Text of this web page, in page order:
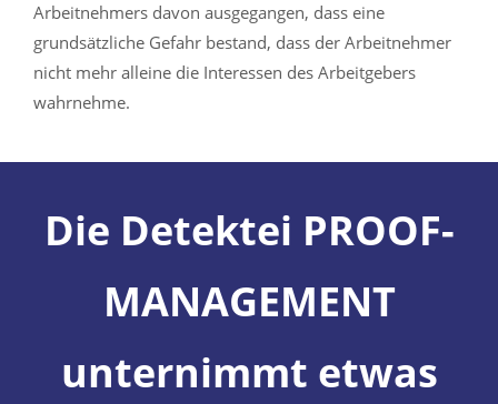
Arbeitnehmers davon ausgegangen, dass eine
grundsätzliche Gefahr bestand, dass der Arbeitnehmer
nicht mehr alleine die Interessen des Arbeitgebers
wahrnehme.
Die Detektei PROOF-
MANAGEMENT
unternimmt etwas